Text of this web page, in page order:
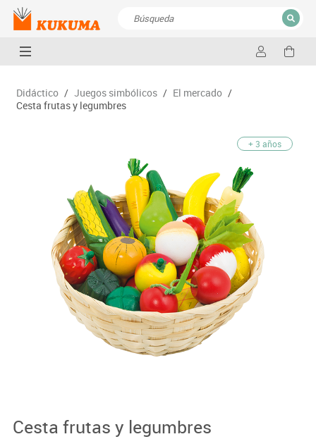
CERRAR
Didáctico / Juegos simbólicos / El mercado /
Cesta frutas y legumbres
+ 3 años
Cesta frutas y legumbres